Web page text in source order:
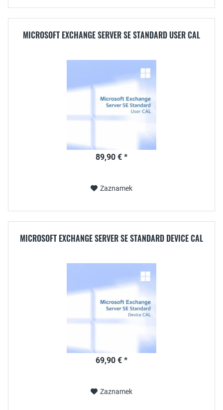
MICROSOFT EXCHANGE SERVER SE STANDARD USER CAL
89,90 € *
Zaznamek
MICROSOFT EXCHANGE SERVER SE STANDARD DEVICE CAL
69,90 € *
Zaznamek